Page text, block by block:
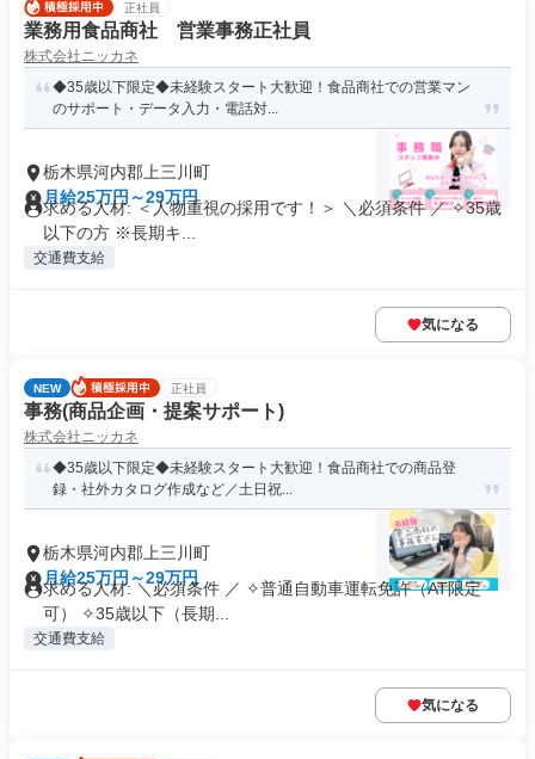
正社員
業務用食品商社 営業事務正社員
株式会社ニッカネ
◆35歳以下限定◆未経験スタート大歓迎！食品商社での営業マン
のサポート・データ入力・電話対...
栃木県河内郡上三川町
月給25万円～29万円
求める人材: ＜人物重視の採用です！＞ ＼必須条件 ／ ✧35歳
以下の方 ※長期キ...
交通費支給
気になる
NEW 正社員
事務(商品企画・提案サポート)
株式会社ニッカネ
◆35歳以下限定◆未経験スタート大歓迎！食品商社での商品登
録・社外カタログ作成など／土日祝...
栃木県河内郡上三川町
月給25万円～29万円
求める人材: ＼必須条件 ／ ✧普通自動車運転免許（AT限定
可） ✧35歳以下（長期...
交通費支給
気になる